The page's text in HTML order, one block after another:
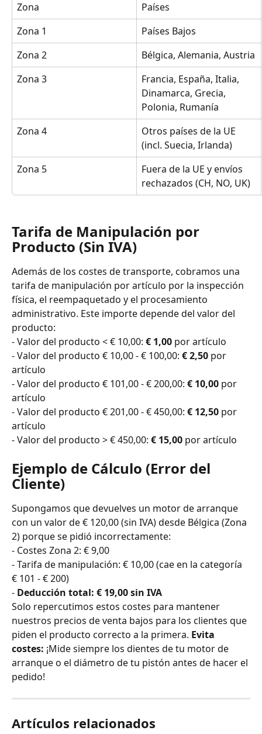
Zona
Países
Zona 1
Países Bajos
Zona 2
Bélgica, Alemania, Austria
Zona 3
Francia, España, Italia,
Dinamarca, Grecia,
Polonia, Rumanía
Zona 4
Otros países de la UE
(incl. Suecia, Irlanda)
Zona 5
Fuera de la UE y envíos
rechazados (CH, NO, UK)
Tarifa de Manipulación por
Producto (Sin IVA)
Además de los costes de transporte, cobramos una
tarifa de manipulación por artículo por la inspección
física, el reempaquetado y el procesamiento
administrativo. Este importe depende del valor del
producto:
- Valor del producto < € 10,00: € 1,00 por artículo
- Valor del producto € 10,00 - € 100,00: € 2,50 por
artículo
- Valor del producto € 101,00 - € 200,00: € 10,00 por
artículo
- Valor del producto € 201,00 - € 450,00: € 12,50 por
artículo
- Valor del producto > € 450,00: € 15,00 por artículo
Ejemplo de Cálculo (Error del
Cliente)
Supongamos que devuelves un motor de arranque
con un valor de € 120,00 (sin IVA) desde Bélgica (Zona
2) porque se pidió incorrectamente:
- Costes Zona 2: € 9,00
- Tarifa de manipulación: € 10,00 (cae en la categoría
€ 101 - € 200)
- Deducción total: € 19,00 sin IVA
Solo repercutimos estos costes para mantener
nuestros precios de venta bajos para los clientes que
piden el producto correcto a la primera. Evita
costes: ¡Mide siempre los dientes de tu motor de
arranque o el diámetro de tu pistón antes de hacer el
pedido!
Artículos relacionados